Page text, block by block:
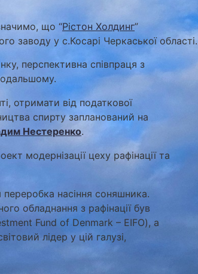
що “Рістон Холдинг”
заводу у с.Косарі Черкаської області.
перспективна співпраця з
отримати від податкової
спирту запланований на
Нестеренко.
модернізації цеху рафінації та
насіння соняшника.
обладнання з рафінації був
Fund of Denmark – EIFO), а
лідер у цій галузі,